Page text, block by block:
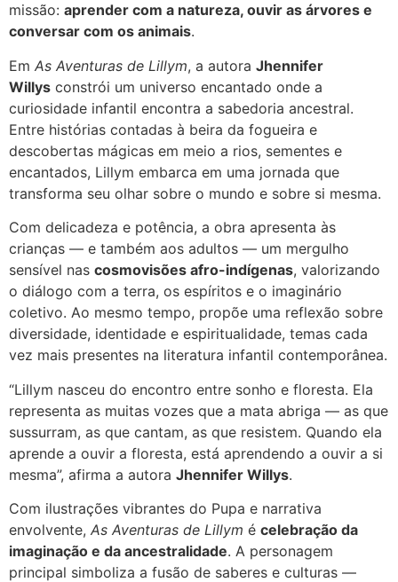
missão: aprender com a natureza, ouvir as árvores e
conversar com os animais.
Em As Aventuras de Lillym, a autora Jhennifer
Willys constrói um universo encantado onde a
curiosidade infantil encontra a sabedoria ancestral.
Entre histórias contadas à beira da fogueira e
descobertas mágicas em meio a rios, sementes e
encantados, Lillym embarca em uma jornada que
transforma seu olhar sobre o mundo e sobre si mesma.
Com delicadeza e potência, a obra apresenta às
crianças — e também aos adultos — um mergulho
sensível nas cosmovisões afro-indígenas, valorizando
o diálogo com a terra, os espíritos e o imaginário
coletivo. Ao mesmo tempo, propõe uma reflexão sobre
diversidade, identidade e espiritualidade, temas cada
vez mais presentes na literatura infantil contemporânea.
“Lillym nasceu do encontro entre sonho e floresta. Ela
representa as muitas vozes que a mata abriga — as que
sussurram, as que cantam, as que resistem. Quando ela
aprende a ouvir a floresta, está aprendendo a ouvir a si
mesma”, afirma a autora Jhennifer Willys.
Com ilustrações vibrantes do Pupa e narrativa
envolvente, As Aventuras de Lillym é celebração da
imaginação e da ancestralidade. A personagem
principal simboliza a fusão de saberes e culturas —